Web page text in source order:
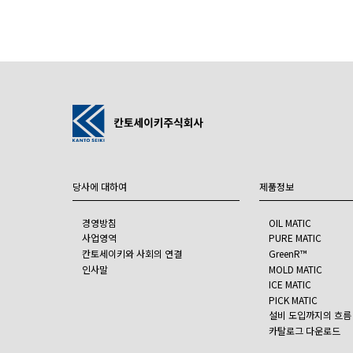
당사에 대하여
경영방침
사업영역
칸토세이키와 사회의 연결
인사말
제품정보
OIL MATIC
PURE MATIC
GreenR™
MOLD MATIC
ICE MATIC
PICK MATIC
설비 도입까지의 흐름
카탈로그 다운로드